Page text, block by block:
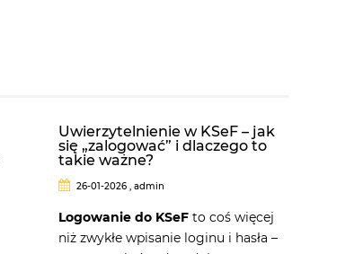
Uwierzytelnienie w KSeF – jak
się „zalogować” i dlaczego to
takie ważne?
26-01-2026 , admin
Logowanie do KSeFto coś więcej
niż zwykłe wpisanie loginu i hasła –